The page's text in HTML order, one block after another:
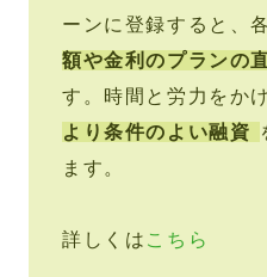
ーンに登録すると、
額や金利のプランの
す。時間と労力をか
より条件のよい融資
ます。
詳しくは こちら